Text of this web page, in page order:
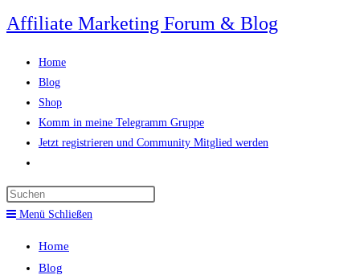
Zum
Inhalt
springen
Affiliate Marketing Forum & Blog
Home
Blog
Shop
Komm in meine Telegramm Gruppe
Jetzt registrieren und Community Mitglied werden
umschalten
Menü Schließen
Home
Blog